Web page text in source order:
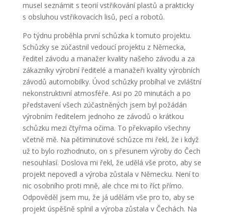
musel seznámit s teorií vstřikování plastů a prakticky
s obsluhou vstřikovacích lisů, pecí a robotů.
Po týdnu proběhla první schůzka k tomuto projektu.
Schůzky se zúčastnil vedoucí projektu z Německa,
ředitel závodu a manažer kvality našeho závodu a za
zákazníky výrobní ředitelé a manažeři kvality výrobních
závodů automobilky. Úvod schůzky probíhal ve zvláštní
nekonstruktivní atmosféře. Asi po 20 minutách a po
představení všech zúčastněných jsem byl požádán
výrobním ředitelem jednoho ze závodů o krátkou
schůzku mezi čtyřma očima. To překvapilo všechny
včetně mě. Na pětiminutové schůzce mi řekl, že i když
už to bylo rozhodnuto, on s přesunem výroby do Čech
nesouhlasí. Doslova mi řekl, že udělá vše proto, aby se
projekt nepovedl a výroba zůstala v Německu. Není to
nic osobního proti mně, ale chce mi to říct přímo.
Odpověděl jsem mu, že já udělám vše pro to, aby se
projekt úspěšně splnil a výroba zůstala v Čechách. Na